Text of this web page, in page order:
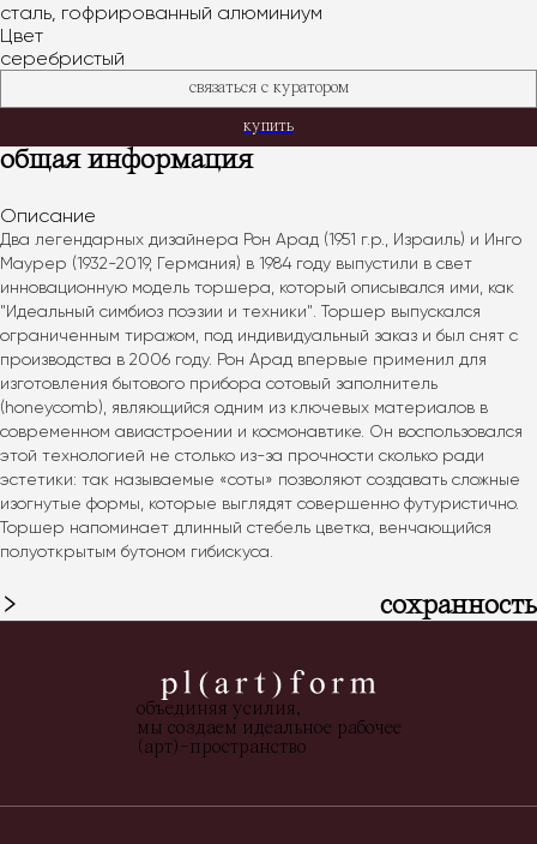
сталь, гофрированный алюминиум
Цвет
серебристый
связаться с куратором
купить
общая информация
Описание
Два легендарных дизайнера Рон Арад (1951 г.р., Израиль) и Инго
Маурер (1932-2019, Германия) в 1984 году выпустили в свет
инновационную модель торшера, который описывался ими, как
"Идеальный симбиоз поэзии и техники". Торшер выпускался
ограниченным тиражом, под индивидуальный заказ и был снят с
производства в 2006 году. Рон Арад впервые применил для
изготовления бытового прибора сотовый заполнитель
(honeycomb), являющийся одним из ключевых материалов в
современном авиастроении и космонавтике. Он воспользовался
этой технологией не столько из-за прочности сколько ради
эстетики: так называемые «соты» позволяют создавать сложные
изогнутые формы, которые выглядят совершенно футуристично.
Торшер напоминает длинный стебель цветка, венчающийся
полуоткрытым бутоном гибискуса.
сохранность
объединяя усилия,
мы создаем идеальное рабочее
(арт)-пространство